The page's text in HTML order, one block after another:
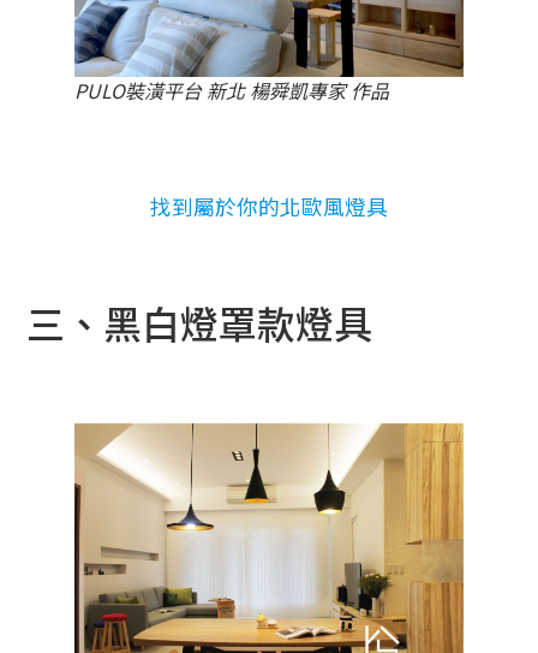
PULO裝潢平台 新北 楊舜凱專家 作品
找到屬於你的北歐風燈具
三、黑白燈罩款燈具